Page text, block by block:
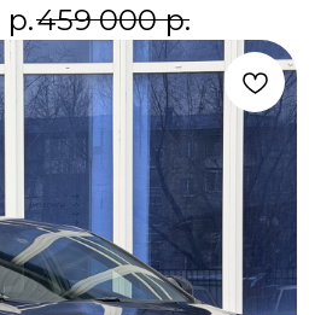
р.459 000 р.